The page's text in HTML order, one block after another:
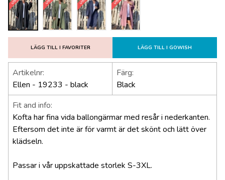
LÄGG TILL I FAVORITER LÄGG TILL I GOWISH
Artikelnr:
Ellen - 19233 - black
Färg:
Black
Fit and info:
Kofta har fina vida ballongärmar med resår i nederkanten.
Eftersom det inte är för varmt är det skönt och lätt över
klädseln.
Passar i vår uppskattade storlek S-3XL.